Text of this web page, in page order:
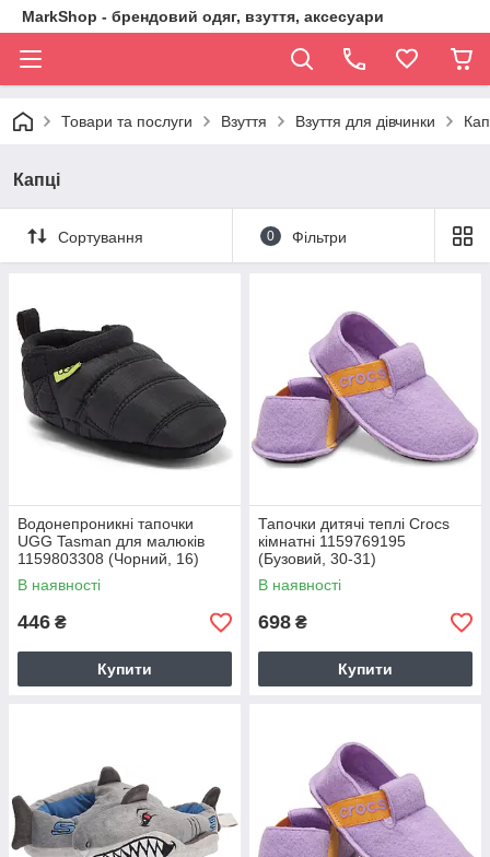
MarkShop - брендовий одяг, взуття, аксесуари
Товари та послуги Взуття Взуття для дівчинки
Капці
Сортування 0 Фільтри
Водонепроникні тапочки
UGG Tasman для малюків
1159803308 (Чорний, 16)
В наявності
446 ₴
Купити
Тапочки дитячі теплі Crocs
кімнатні 1159769195
(Бузовий, 30-31)
В наявності
698 ₴
Купити